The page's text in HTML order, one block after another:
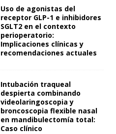
Uso de agonistas del
receptor GLP-1 e inhibidores
SGLT2 en el contexto
perioperatorio:
Implicaciones clínicas y
recomendaciones actuales
Intubación traqueal
despierta combinando
videolaringoscopia y
broncoscopia flexible nasal
en mandibulectomía total:
Caso clínico